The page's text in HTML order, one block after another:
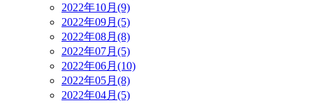
2022年10月(9)
2022年09月(5)
2022年08月(8)
2022年07月(5)
2022年06月(10)
2022年05月(8)
2022年04月(5)